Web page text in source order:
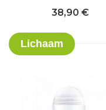
38,90 €
Lichaam